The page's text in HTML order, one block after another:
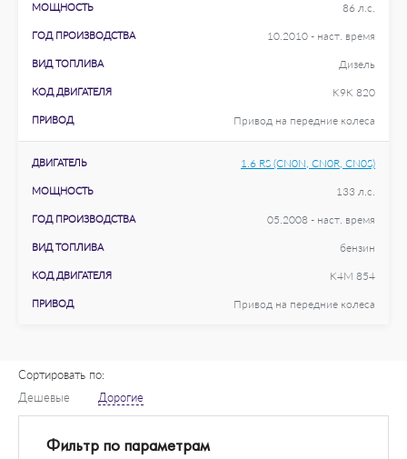
МОЩНОСТЬ 86 л.с.
ГОД ПРОИЗВОДСТВА 10.2010 - наст. время
ВИД ТОПЛИВА Дизель
КОД ДВИГАТЕЛЯ K9K 820
ПРИВОД Привод на передние колеса
ДВИГАТЕЛЬ 1.6 RS (CN0N, CN0R, CN0S)
МОЩНОСТЬ 133 л.с.
ГОД ПРОИЗВОДСТВА 05.2008 - наст. время
ВИД ТОПЛИВА бензин
КОД ДВИГАТЕЛЯ K4M 854
ПРИВОД Привод на передние колеса
Сортировать по:
Дешевые
Дорогие
Фильтр по параметрам